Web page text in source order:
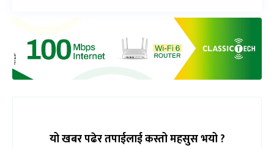
यो खबर पढेर तपाईलाई कस्तो महसुस भयो ?